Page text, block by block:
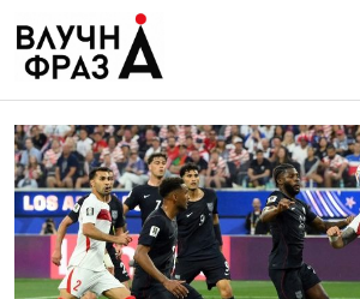
содержимому
Політика
Гроші
Життя
Лайфстайл